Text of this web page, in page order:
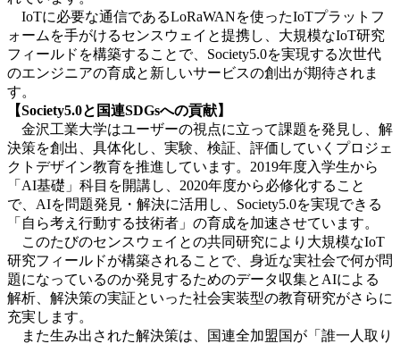
IoTに必要な通信であるLoRaWANを使ったIoTプラットフ
ォームを手がけるセンスウェイと提携し、大規模なIoT研究
フィールドを構築することで、Society5.0を実現する次世代
のエンジニアの育成と新しいサービスの創出が期待されま
す。
【Society5.0と国連SDGsへの貢献】
金沢工業大学はユーザーの視点に立って課題を発見し、解
決策を創出、具体化し、実験、検証、評価していくプロジェ
クトデザイン教育を推進しています。2019年度入学生から
「AI基礎」科目を開講し、2020年度から必修化すること
で、AIを問題発見・解決に活用し、Society5.0を実現できる
「自ら考え行動する技術者」の育成を加速させています。
このたびのセンスウェイとの共同研究により大規模なIoT
研究フィールドが構築されることで、身近な実社会で何が問
題になっているのか発見するためのデータ収集とAIによる
解析、解決策の実証といった社会実装型の教育研究がさらに
充実します。
また生み出された解決策は、国連全加盟国が「誰一人取り